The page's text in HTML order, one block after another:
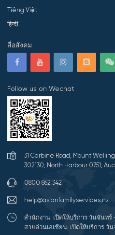
Tiếng Việt
हिन्दी
สื่อสังคม
Follow us on Wechat
31 Carbine Road, Mount
302130, North Harbour 0751,
0800 862 342
help@asianfamilyservices.nz
สำนักงาน: เปิดให้บริการ วันจันทร์
สายด่วนเอเชียน: เปิดให้บริการ